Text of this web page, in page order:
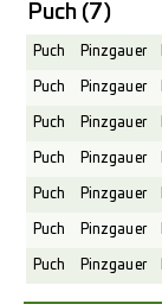
Puch (7)
Puch Pinzgauer
Puch Pinzgauer
Puch Pinzgauer
Puch Pinzgauer
Puch Pinzgauer
Puch Pinzgauer
Puch Pinzgauer